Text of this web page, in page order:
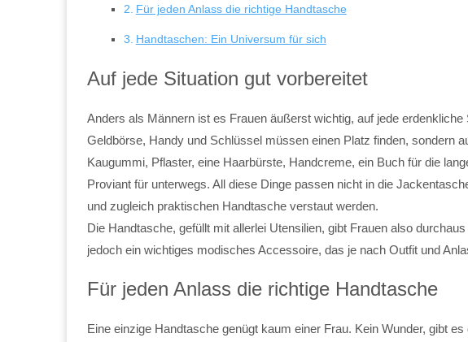
Für jeden Anlass die richtige Handtasche
Handtaschen: Ein Universum für sich
Auf jede Situation gut vorbereitet
Anders als Männern ist es Frauen äußerst wichtig, auf jede
Geldbörse, Handy und Schlüssel müssen einen Platz finden, sondern
Kaugummi, Pflaster, eine Haarbürste, Handcreme, ein Buch für die
Proviant für unterwegs. All diese Dinge passen nicht in die
und zugleich praktischen Handtasche verstaut werden.
Die Handtasche, gefüllt mit allerlei Utensilien, gibt Frauen also
jedoch ein wichtiges modisches Accessoire, das je nach Outfit und
Für jeden Anlass die richtige Handtasche
Eine einzige Handtasche genügt kaum einer Frau. Kein Wunder, gibt